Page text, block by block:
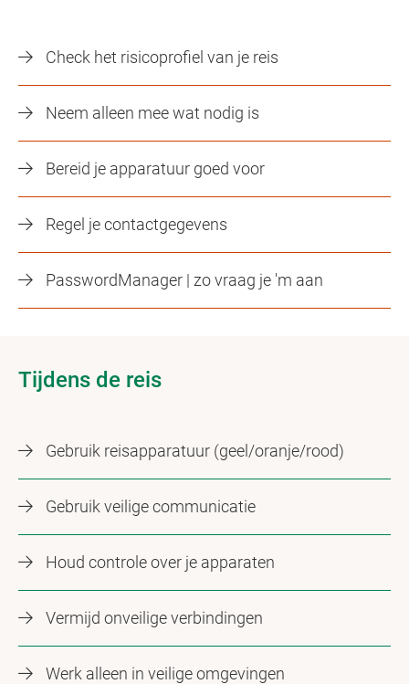
Check het risicoprofiel van je reis
Neem alleen mee wat nodig is
Bereid je apparatuur goed voor
Regel je contactgegevens
PasswordManager | zo vraag je 'm aan
Tijdens de reis
Gebruik reisapparatuur (geel/oranje/rood)
Gebruik veilige communicatie
Houd controle over je apparaten
Vermijd onveilige verbindingen
Werk alleen in veilige omgevingen